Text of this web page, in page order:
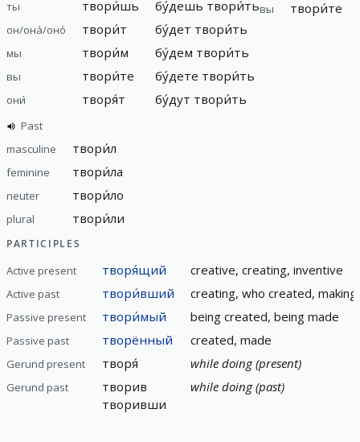
ты твори́шь бу́дешь твори́ть
он/она́/оно́ твори́т бу́дет твори́ть
мы твори́м бу́дем твори́ть
вы твори́те бу́дете твори́ть
они́ творя́т бу́дут твори́ть
вы твори́те
Past
masculine
твори́л
feminine твори́ла
neuter твори́ло
plural твори́ли
PARTICIPLES
Active present творя́щий creative, creating, inventive
Active past твори́вший creating, who created,
Passive present твори́мый being created, being made
Passive past творённый created, made
Gerund present творя́ while doing (present)
Gerund past
творив
творивши
while doing (past)